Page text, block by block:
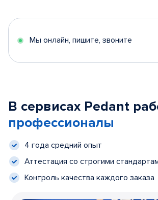
Мы онлайн, пишите, звоните
В сервисах Pedant
профессионалы
4 года средний опыт
Аттестация со строгими
Контроль качества каждого заказа